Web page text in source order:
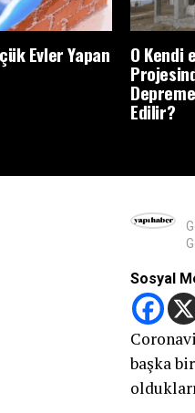
Evler Yapan O Kendi
Edilir?
Sosyal
başka